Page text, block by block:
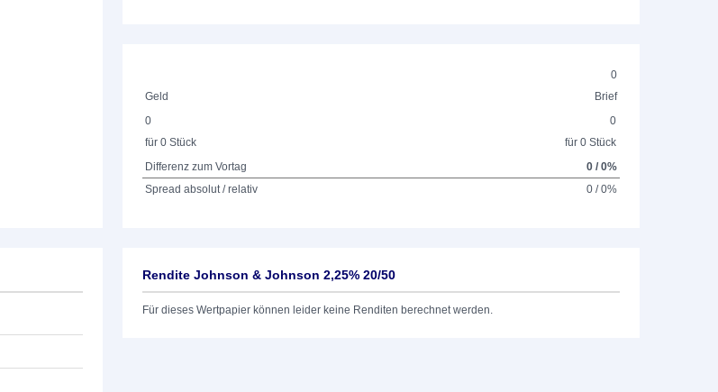
0
Geld
Brief
0
für 0 Stück
0
für 0 Stück
Differenz zum Vortag
0 / 0%
Spread absolut / relativ
0 / 0%
Rendite Johnson & Johnson 2,25% 20/50
Für dieses Wertpapier können leider keine Renditen berechnet werden.